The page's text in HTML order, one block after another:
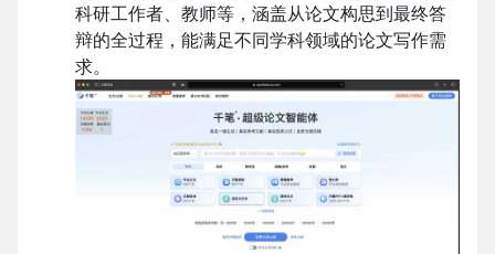
科研工作者、教师等，涵盖从论文构思到最终答
辩的全过程，能满足不同学科领域的论文写作需
求。